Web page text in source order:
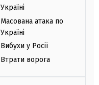
Україні
Масована атака по
Україні
Вибухи у Росії
Втрати ворога